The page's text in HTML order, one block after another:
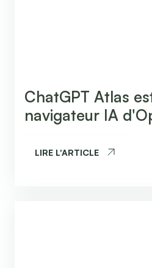
ChatGPT Atlas
navigateur IA
LIRE L'ARTICLE